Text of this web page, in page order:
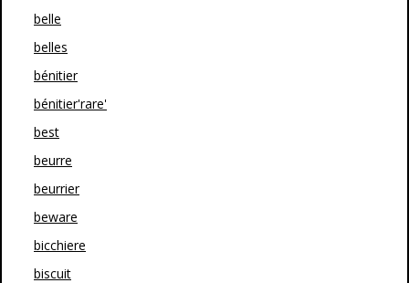
belle
belles
bénitier
bénitier'rare'
best
beurre
beurrier
beware
bicchiere
biscuit